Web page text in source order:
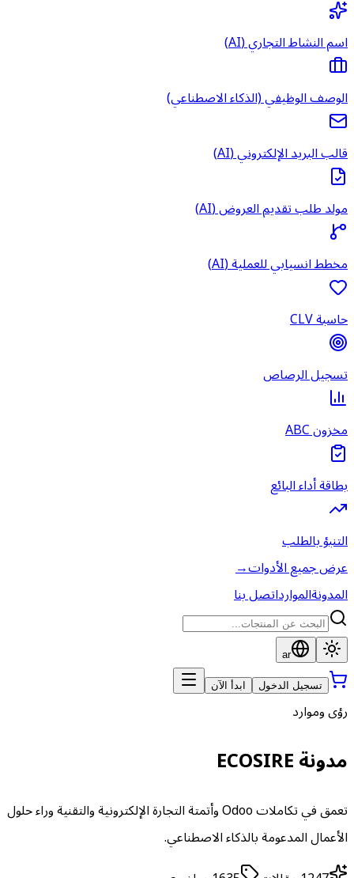
اسم النشاط التجاري (AI)
الوصف الوظيفي (الذكاء الاصطناعي)
قالب البريد الإلكتروني (AI)
مولد طلب تقديم العروض (AI)
مخطط انسيابي للعملية (AI)
حاسبة CLV
تسجيل الرصاص
مخزون ABC
بطاقة أداء البائع
التنبؤ بالطلب
عرض جميع الأدوات→
المدونةالموارداتصل بنا
ar
تسجيل الدخول ابدأ الآن
رؤى وموارد
مدونة ECOSIRE
تعمق في تكاملات Odoo وأتمتة التجارة الإلكترونية والتقنية وراء حلول
الأعمال المدعومة بالذكاء الاصطناعي.